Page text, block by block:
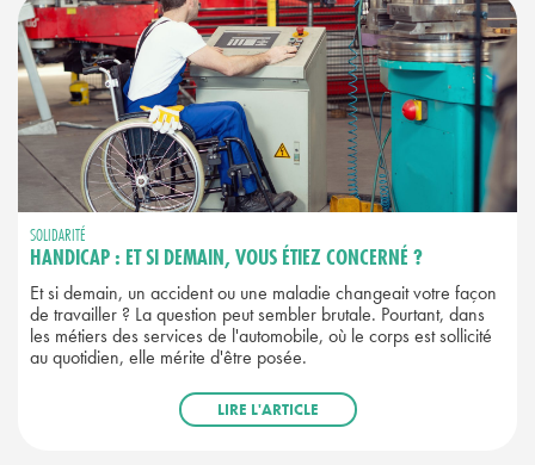
SOLIDARITÉ
HANDICAP : ET SI DEMAIN, VOUS ÉTIEZ CONCERNÉ ?
Et si demain, un accident ou une maladie changeait votre façon
de travailler ? La question peut sembler brutale. Pourtant, dans
les métiers des services de l'automobile, où le corps est sollicité
au quotidien, elle mérite d'être posée.
LIRE L'ARTICLE